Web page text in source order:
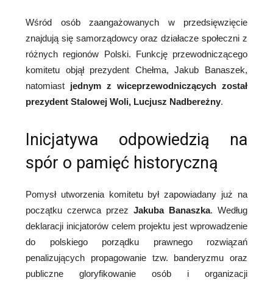
Wśród osób zaangażowanych w przedsięwzięcie
znajdują się samorządowcy oraz działacze społeczni z
różnych regionów Polski. Funkcję przewodniczącego
komitetu objął prezydent Chełma, Jakub Banaszek,
natomiast jednym z wiceprzewodniczących został
prezydent Stalowej Woli, Lucjusz Nadbereżny.
Inicjatywa odpowiedzią na
spór o pamięć historyczną
Pomysł utworzenia komitetu był zapowiadany już na
początku czerwca przez Jakuba Banaszka. Według
deklaracji inicjatorów celem projektu jest wprowadzenie
do polskiego porządku prawnego rozwiązań
penalizujących propagowanie tzw. banderyzmu oraz
publiczne gloryfikowanie osób i organizacji